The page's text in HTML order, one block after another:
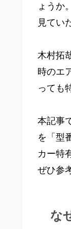
ょうか
見てい
木村拓
時のエ
っても
本記事
を「型
カー特
ぜひ参
な